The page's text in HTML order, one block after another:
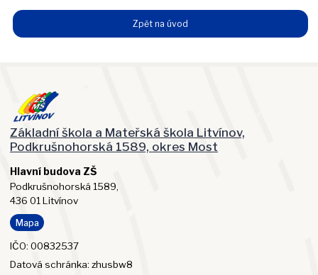
Zpět na úvod
Základní škola a Mateřská škola Litvínov,
Podkrušnohorská 1589, okres Most
Hlavní budova ZŠ
Podkrušnohorská 1589,
436 01 Litvínov
Mapa
IČO: 00832537
Datová schránka: zhusbw8